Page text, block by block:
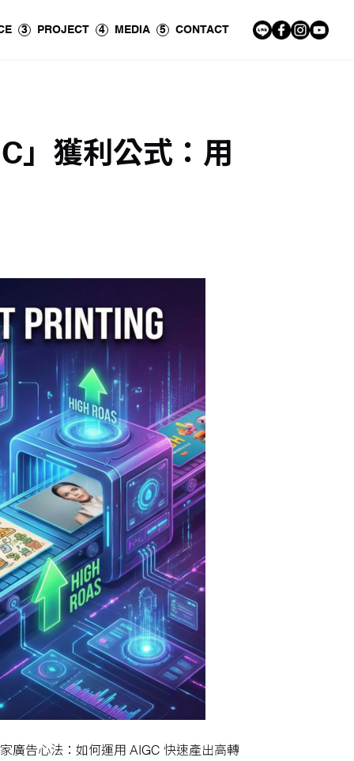
3 PROJECT 4 MEDIA 5 CONTACT
」獲利公式：用
廣告心法：如何運用 AIGC 快速產出高轉